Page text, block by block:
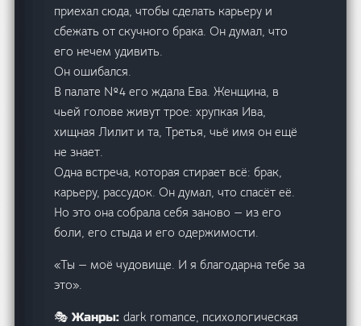
приехал сюда, чтобы сделать карьеру и
сбежать от скучного брака. Он думал, что
его нечем удивить.
Он ошибался.
В палате №4 его ждала Ева. Женщина, в
чьей голове живут трое: хрупкая Ива,
хищная Лилит и та, Третья, чьё имя он ещё
не знает.
Одна встреча, которая стирает всё: брак,
карьеру, рассудок. Он думал, что спасёт её.
Но это она собрала себя заново — из его
боли, его стыда и его одержимости.
«Ты — моё чудовище. И я благодарна тебе за
это».
🎭 Жанры:dark romance, психологическая